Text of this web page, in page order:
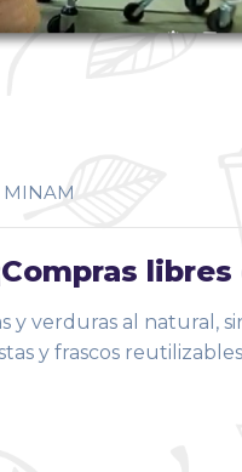
MINAM
verduras al natural,
y frascos